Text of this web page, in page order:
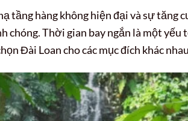
tầng hàng không hiện đại và sự tăng
chóng. Thời gian bay ngắn là một
Đài Loan cho các mục đích khác